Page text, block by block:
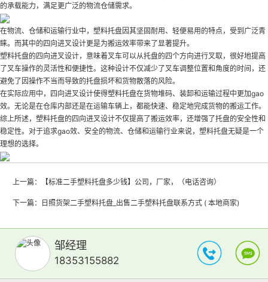
的承载能力，满足更广泛的物流仓储需求。
在物流、仓储和运输行业中，塑料托盘因其坚固耐用、轻便易用的特点，受到广泛青
睐。而其中的四向进叉设计更是为搬运效率带来了显著提升。
塑料托盘的四向进叉设计，意味着叉车可以从托盘的四个方向进行叉取，很好地提高
了叉车操作的灵活性和便捷性。这种设计不仅减少了叉车调整位置和角度的时间，还
避免了因操作不当而导致的托盘损坏和货物散落的风险。
在实际应用中，四向进叉设计使得塑料托盘在货物堆码、装卸和运输过程中更加gao
效。无论是在仓库内部还是在运输车辆上，都能快速、稳定地完成货物的搬运工作。
综上所述，塑料托盘的四向进叉设计不仅提高了搬运效率，还增强了托盘的安全性和
稳定性。对于追求gao效、安全的物流、仓储和运输行业来说，塑料托盘无疑是一个
理想的选择。
上一篇： 【标准二手塑料托盘多少钱】公司，厂家，（电话咨询）
下一篇： 日照货架二手塑料托盘_出售二手塑料托盘联系方式 ( 本地商家)
邹经理
18353155882